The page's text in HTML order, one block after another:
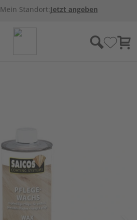
Mein Standort:Jetzt angeben